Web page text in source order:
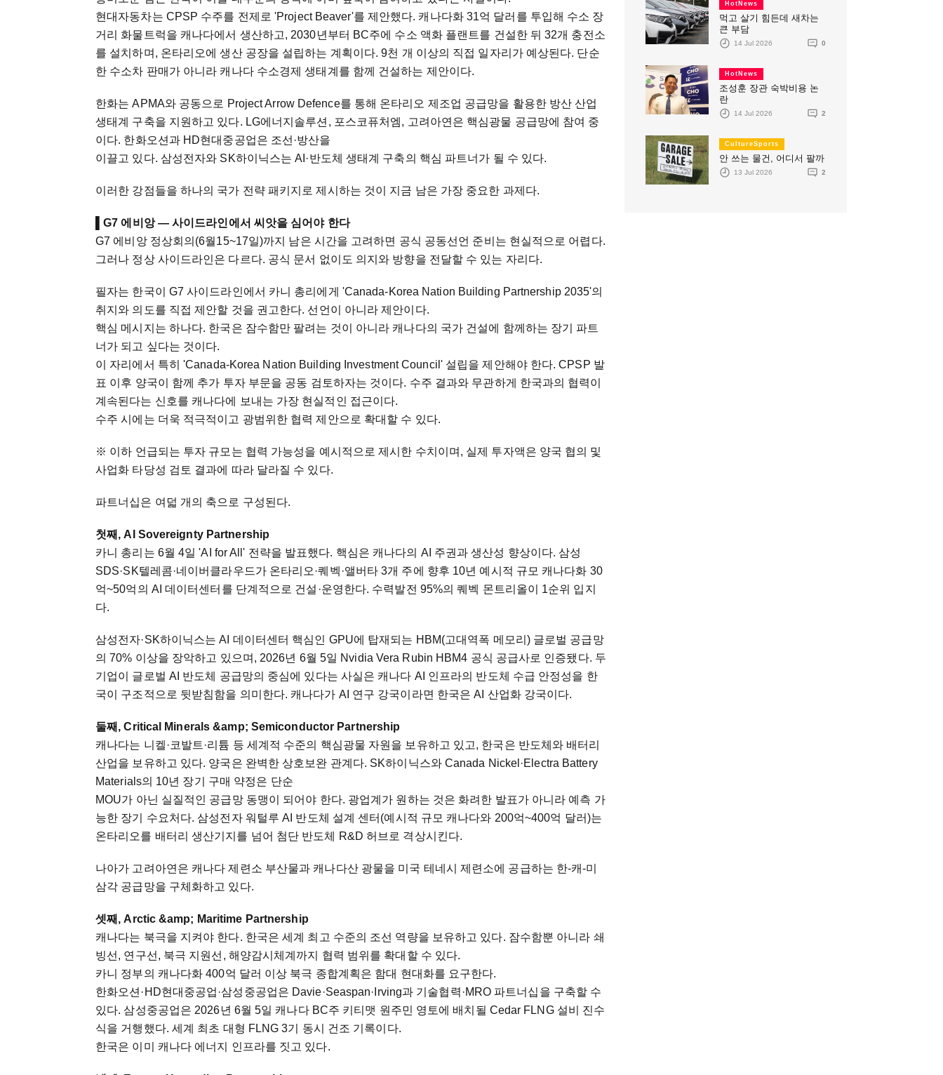
현대자동차는 CPSP 수주를 전제로 'Project Beaver'를 제안했다. 캐나다화 31억 달러를 투입해 수소 장
거리 화물트럭을 캐나다에서 생산하고, 2030년부터 BC주에 수소 액화 플랜트를 건설한 뒤 32개 충전소
를 설치하며, 온타리오에 생산 공장을 설립하는 계획이다. 9천 개 이상의 직접 일자리가 예상된다. 단순
한 수소차 판매가 아니라 캐나다 수소경제 생태계를 함께 건설하는 제안이다.
한화는 APMA와 공동으로 Project Arrow Defence를 통해 온타리오 제조업 공급망을 활용한 방산 산업
생태계 구축을 지원하고 있다. LG에너지솔루션, 포스코퓨처엠, 고려아연은 핵심광물 공급망에 참여 중
이다. 한화오션과 HD현대중공업은 조선·방산을
이끌고 있다. 삼성전자와 SK하이닉스는 AI·반도체 생태계 구축의 핵심 파트너가 될 수 있다.
이러한 강점들을 하나의 국가 전략 패키지로 제시하는 것이 지금 남은 가장 중요한 과제다.
▌G7 에비앙 — 사이드라인에서 씨앗을 심어야 한다
G7 에비앙 정상회의(6월15~17일)까지 남은 시간을 고려하면 공식 공동선언 준비는 현실적으로 어렵다.
그러나 정상 사이드라인은 다르다. 공식 문서 없이도 의지와 방향을 전달할 수 있는 자리다.
필자는 한국이 G7 사이드라인에서 카니 총리에게 'Canada-Korea Nation Building Partnership 2035'의
취지와 의도를 직접 제안할 것을 권고한다. 선언이 아니라 제안이다.
핵심 메시지는 하나다. 한국은 잠수함만 팔려는 것이 아니라 캐나다의 국가 건설에 함께하는 장기 파트
너가 되고 싶다는 것이다.
이 자리에서 특히 'Canada-Korea Nation Building Investment Council' 설립을 제안해야 한다. CPSP 발
표 이후 양국이 함께 추가 투자 부문을 공동 검토하자는 것이다. 수주 결과와 무관하게 한국과의 협력이
계속된다는 신호를 캐나다에 보내는 가장 현실적인 접근이다.
수주 시에는 더욱 적극적이고 광범위한 협력 제안으로 확대할 수 있다.
※ 이하 언급되는 투자 규모는 협력 가능성을 예시적으로 제시한 수치이며, 실제 투자액은 양국 협의 및
사업화 타당성 검토 결과에 따라 달라질 수 있다.
파트너십은 여덟 개의 축으로 구성된다.
첫째, AI Sovereignty Partnership
카니 총리는 6월 4일 'AI for All' 전략을 발표했다. 핵심은 캐나다의 AI 주권과 생산성 향상이다. 삼성
SDS·SK텔레콤·네이버클라우드가 온타리오·퀘벡·앨버타 3개 주에 향후 10년 예시적 규모 캐나다화 30
억~50억의 AI 데이터센터를 단계적으로 건설·운영한다. 수력발전 95%의 퀘벡 몬트리올이 1순위 입지
다.
삼성전자·SK하이닉스는 AI 데이터센터 핵심인 GPU에 탑재되는 HBM(고대역폭 메모리) 글로벌 공급망
의 70% 이상을 장악하고 있으며, 2026년 6월 5일 Nvidia Vera Rubin HBM4 공식 공급사로 인증됐다. 두
기업이 글로벌 AI 반도체 공급망의 중심에 있다는 사실은 캐나다 AI 인프라의 반도체 수급 안정성을 한
국이 구조적으로 뒷받침함을 의미한다. 캐나다가 AI 연구 강국이라면 한국은 AI 산업화 강국이다.
둘째, Critical Minerals &amp; Semiconductor Partnership
캐나다는 니켈·코발트·리튬 등 세계적 수준의 핵심광물 자원을 보유하고 있고, 한국은 반도체와 배터리
산업을 보유하고 있다. 양국은 완벽한 상호보완 관계다. SK하이닉스와 Canada Nickel·Electra Battery
Materials의 10년 장기 구매 약정은 단순
MOU가 아닌 실질적인 공급망 동맹이 되어야 한다. 광업계가 원하는 것은 화려한 발표가 아니라 예측 가
능한 장기 수요처다. 삼성전자 워털루 AI 반도체 설계 센터(예시적 규모 캐나다와 200억~400억 달러)는
온타리오를 배터리 생산기지를 넘어 첨단 반도체 R&D 허브로 격상시킨다.
나아가 고려아연은 캐나다 제련소 부산물과 캐나다산 광물을 미국 테네시 제련소에 공급하는 한-캐-미
삼각 공급망을 구체화하고 있다.
셋째, Arctic &amp; Maritime Partnership
캐나다는 북극을 지켜야 한다. 한국은 세계 최고 수준의 조선 역량을 보유하고 있다. 잠수함뿐 아니라 쇄
빙선, 연구선, 북극 지원선, 해양감시체계까지 협력 범위를 확대할 수 있다.
카니 정부의 캐나다화 400억 달러 이상 북극 종합계획은 함대 현대화를 요구한다.
한화오션·HD현대중공업·삼성중공업은 Davie·Seaspan·Irving과 기술협력·MRO 파트너십을 구축할 수
있다. 삼성중공업은 2026년 6월 5일 캐나다 BC주 키티맷 원주민 영토에 배치될 Cedar FLNG 설비 진수
식을 거행했다. 세계 최초 대형 FLNG 3기 동시 건조 기록이다.
한국은 이미 캐나다 에너지 인프라를 짓고 있다.
HotNews
먹고 살기 힘든데 새차는
큰 부담
14 Jul 2026 0
HotNews
조성훈 장관 숙박비용 논
란
14 Jul 2026 2
CultureSports
안 쓰는 물건, 어디서 팔까
13 Jul 2026 2